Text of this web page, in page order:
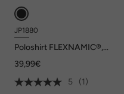
JP1880
Poloshirt FLEXNAMIC®,
39,99€
5
(1)